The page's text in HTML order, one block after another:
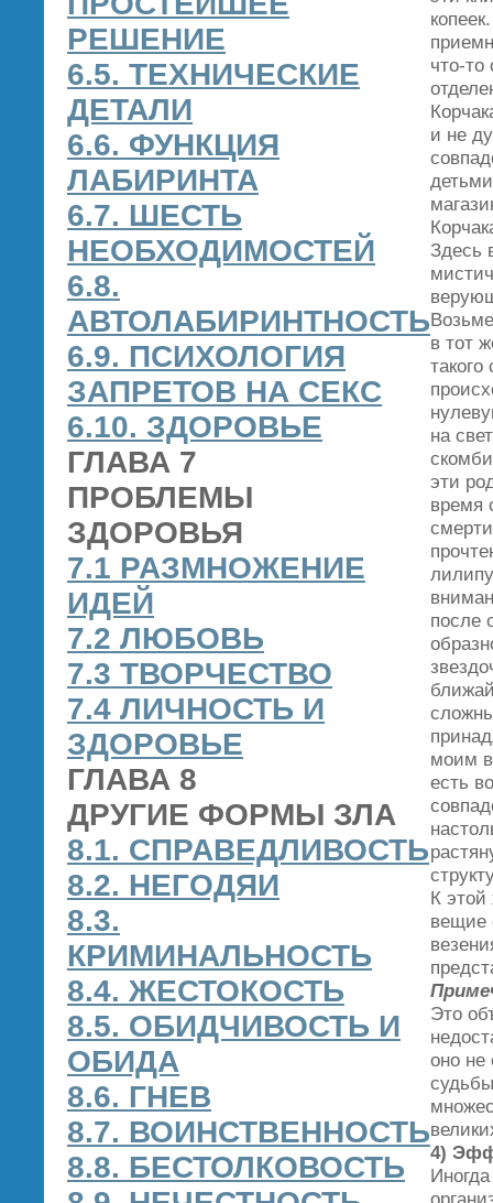
РЕШЕНИЕ
6.5. ТЕХНИЧЕСКИЕ
ДЕТАЛИ
6.6. ФУНКЦИЯ
ЛАБИРИНТА
6.7. ШЕСТЬ
НЕОБХОДИМОСТЕЙ
6.8.
АВТОЛАБИРИНТНОСТЬ
6.9. ПСИХОЛОГИЯ
ЗАПРЕТОВ НА СЕКС
6.10. ЗДОРОВЬЕ
ГЛАВА 7
ПРОБЛЕМЫ
ЗДОРОВЬЯ
7.1 РАЗМНОЖЕНИЕ
ИДЕЙ
7.2 ЛЮБОВЬ
7.3 ТВОРЧЕСТВО
7.4 ЛИЧНОСТЬ И
ЗДОРОВЬЕ
ГЛАВА 8
ДРУГИЕ ФОРМЫ ЗЛА
8.1. СПРАВЕДЛИВОСТЬ
8.2. НЕГОДЯИ
8.3.
КРИМИНАЛЬНОСТЬ
8.4. ЖЕСТОКОСТЬ
8.5. ОБИДЧИВОСТЬ И
ОБИДА
8.6. ГНЕВ
8.7. ВОИНСТВЕННОСТЬ
8.8. БЕСТОЛКОВОСТЬ
и не
Здесь
в тот
на
эти
время
после
моим
есть
К этой
вещие
Это
оно не
4)